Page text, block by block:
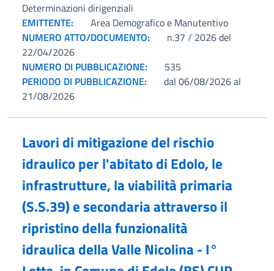
Determinazioni dirigenziali
EMITTENTE:
Area Demografico e Manutentivo
NUMERO ATTO/DOCUMENTO:
n.37 / 2026 del
22/04/2026
NUMERO DI PUBBLICAZIONE:
535
PERIODO DI PUBBLICAZIONE:
dal 06/08/2026 al
21/08/2026
Lavori di mitigazione del rischio
idraulico per l'abitato di Edolo, le
infrastrutture, la viabilità primaria
(S.S.39) e secondaria attraverso il
ripristino della funzionalità
idraulica della Valle Nicolina - I°